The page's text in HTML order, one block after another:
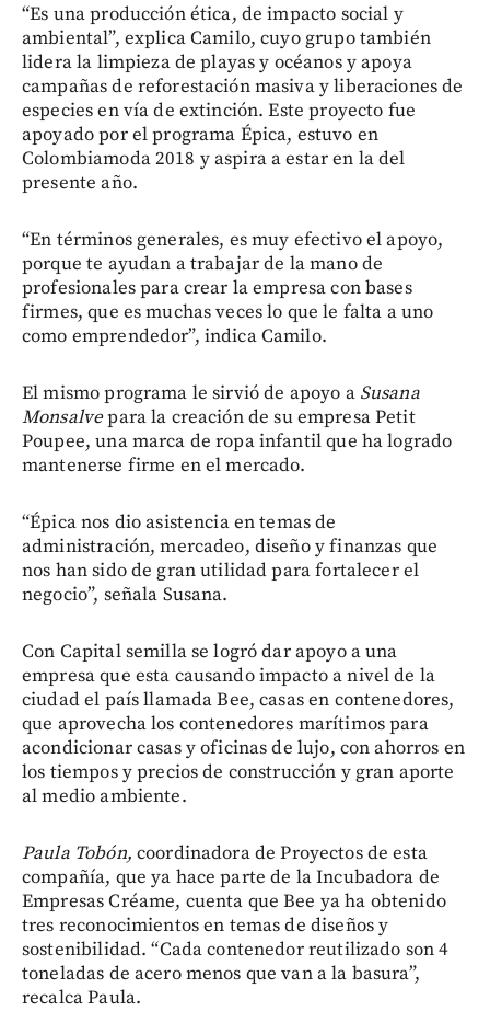
“Es una producción ética, de impacto social y
ambiental”, explica Camilo, cuyo grupo también
lidera la limpieza de playas y océanos y apoya
campañas de reforestación masiva y liberaciones de
especies en vía de extinción. Este proyecto fue
apoyado por el programa Épica, estuvo en
Colombiamoda 2018 y aspira a estar en la del
presente año.
“En términos generales, es muy efectivo el apoyo,
porque te ayudan a trabajar de la mano de
profesionales para crear la empresa con bases
firmes, que es muchas veces lo que le falta a uno
como emprendedor”, indica Camilo.
El mismo programa le sirvió de apoyo a Susana
Monsalvepara la creación de su empresa Petit
Poupee, una marca de ropa infantil que ha logrado
mantenerse firme en el mercado.
“Épica nos dio asistencia en temas de
administración, mercadeo, diseño y finanzas que
nos han sido de gran utilidad para fortalecer el
negocio”, señala Susana.
Con Capital semilla se logró dar apoyo a una
empresa que esta causando impacto a nivel de la
ciudad el país llamada Bee, casas en contenedores,
que aprovecha los contenedores marítimos para
acondicionar casas y oficinas de lujo, con ahorros en
los tiempos y precios de construcción y gran aporte
al medio ambiente.
Paula Tobón, coordinadora de Proyectos de esta
compañía, que ya hace parte de la Incubadora de
Empresas Créame, cuenta que Bee ya ha obtenido
tres reconocimientos en temas de diseños y
sostenibilidad. “Cada contenedor reutilizado son 4
toneladas de acero menos que van a la basura”,
recalca Paula.